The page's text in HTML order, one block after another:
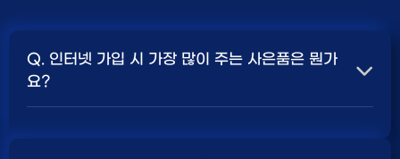
Q. 인터넷 가입 시 가장 많이 주는 사은품은 뭔가
요?